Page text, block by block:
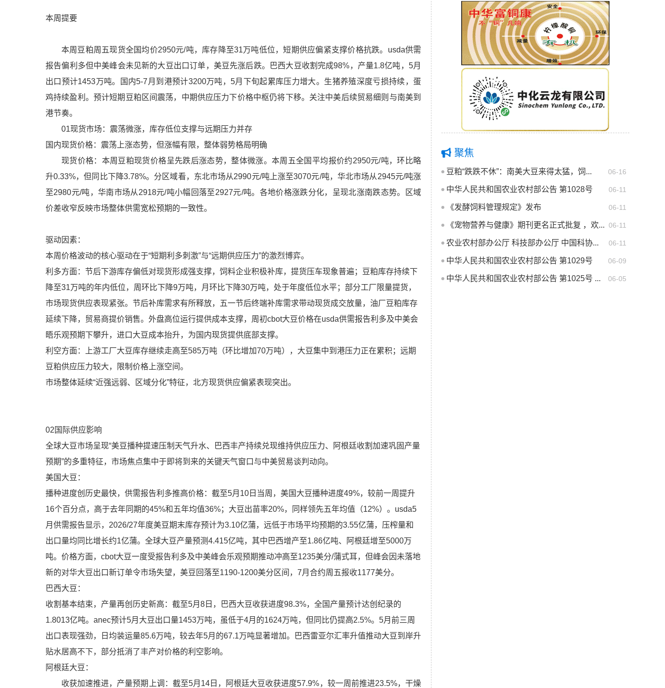
本周提要
本周豆粕周五现货全国均价2950元/吨，库存降至31万吨低位，短期供应偏紧支撑价格抗跌。usda供需
报告偏利多但中美峰会未见新的大豆出口订单，美豆先涨后跌。巴西大豆收割完成98%，产量1.8亿吨，5月
出口预计1453万吨。国内5-7月到港预计3200万吨，5月下旬起累库压力增大。生猪养殖深度亏损持续，蛋
鸡持续盈利。预计短期豆粕区间震荡，中期供应压力下价格中枢仍将下移。关注中美后续贸易细则与南美到
港节奏。
01现货市场：震荡微涨，库存低位支撑与远期压力并存
国内现货价格：震荡上涨态势，但涨幅有限，整体弱势格局明确
现货价格：本周豆粕现货价格呈先跌后涨态势，整体微涨。本周五全国平均报价约2950元/吨，环比略
升0.33%，但同比下降3.78%。分区域看，东北市场从2990元/吨上涨至3070元/吨，华北市场从2945元/吨涨
至2980元/吨，华南市场从2918元/吨小幅回落至2927元/吨。各地价格涨跌分化，呈现北涨南跌态势。区域
价差收窄反映市场整体供需宽松预期的一致性。
驱动因素：
本周价格波动的核心驱动在于“短期利多刺激”与“远期供应压力”的激烈博弈。
利多方面：节后下游库存偏低对现货形成强支撑，饲料企业积极补库，提货压车现象普遍；豆粕库存持续下
降至31万吨的年内低位，周环比下降9万吨，月环比下降30万吨，处于年度低位水平；部分工厂限量提货，
市场现货供应表现紧张。节后补库需求有所释放，五一节后终端补库需求带动现货成交放量，油厂豆粕库存
延续下降，贸易商提价销售。外盘高位运行提供成本支撑，周初cbot大豆价格在usda供需报告利多及中美会
晤乐观预期下攀升，进口大豆成本抬升，为国内现货提供底部支撑。
利空方面：上游工厂大豆库存继续走高至585万吨（环比增加70万吨），大豆集中到港压力正在累积；远期
豆粕供应压力较大，限制价格上涨空间。
市场整体延续“近强远弱、区域分化”特征，北方现货供应偏紧表现突出。
02国际供应影响
全球大豆市场呈现“美豆播种提速压制天气升水、巴西丰产持续兑现维持供应压力、阿根廷收割加速巩固产量
预期”的多重特征，市场焦点集中于即将到来的关键天气窗口与中美贸易谈判动向。
美国大豆：
播种进度创历史最快，供需报告利多推高价格：截至5月10日当周，美国大豆播种进度49%，较前一周提升
16个百分点，高于去年同期的45%和五年均值36%；大豆出苗率20%，同样领先五年均值（12%）。usda5
月供需报告显示，2026/27年度美豆期末库存预计为3.10亿蒲，远低于市场平均预期的3.55亿蒲，压榨量和
出口量均同比增长约1亿蒲。全球大豆产量预测4.415亿吨，其中巴西增产至1.86亿吨、阿根廷增至5000万
吨。价格方面，cbot大豆一度受报告利多及中美峰会乐观预期推动冲高至1235美分/蒲式耳，但峰会因未落地
新的对华大豆出口新订单令市场失望，美豆回落至1190-1200美分区间，7月合约周五报收1177美分。
巴西大豆：
收割基本结束，产量再创历史新高：截至5月8日，巴西大豆收获进度98.3%，全国产量预计达创纪录的
1.8013亿吨。anec预计5月大豆出口量1453万吨，虽低于4月的1624万吨，但同比仍提高2.5%。5月前三周
出口表现强劲，日均装运量85.6万吨，较去年5月的67.1万吨显著增加。巴西雷亚尔汇率升值推动大豆到岸升
贴水居高不下，部分抵消了丰产对价格的利空影响。
阿根廷大豆：
收获加速推进，产量预期上调：截至5月14日，阿根廷大豆收获进度57.9%，较一周前推进23.5%，干燥
聚焦
06-16
豆粕“跌跌不休”：南美大豆来得太猛，饲...
06-11
中华人民共和国农业农村部公告 第1028号
06-11
《发酵饲料管理规定》发布
06-11
《宠物营养与健康》期刊更名正式批复 ，欢...
06-11
农业农村部办公厅 科技部办公厅 中国科协...
06-09
中华人民共和国农业农村部公告 第1029号
06-05
中华人民共和国农业农村部公告 第1025号 ...